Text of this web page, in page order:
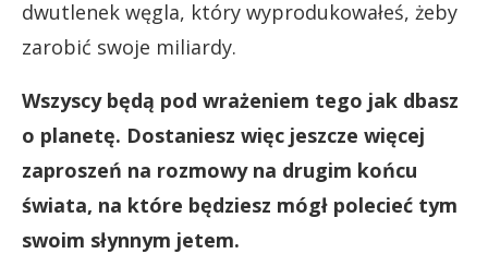
dwutlenek węgla, który wyprodukowałeś, żeby
zarobić swoje miliardy.
Wszyscy będą pod wrażeniem tego jak dbasz
o planetę. Dostaniesz więc jeszcze więcej
zaproszeń na rozmowy na drugim końcu
świata, na które będziesz mógł polecieć tym
swoim słynnym jetem.